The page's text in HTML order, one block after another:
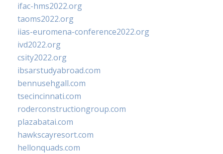
ifac-hms2022.org
taoms2022.org
iias-euromena-conference2022.org
ivd2022.org
csity2022.org
ibsarstudyabroad.com
bennusehgall.com
tsecincinnati.com
roderconstructiongroup.com
plazabatai.com
hawkscayresort.com
hellonquads.com